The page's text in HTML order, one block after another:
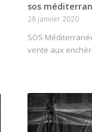
sos
28 janvier 2020
SOS
vente aux